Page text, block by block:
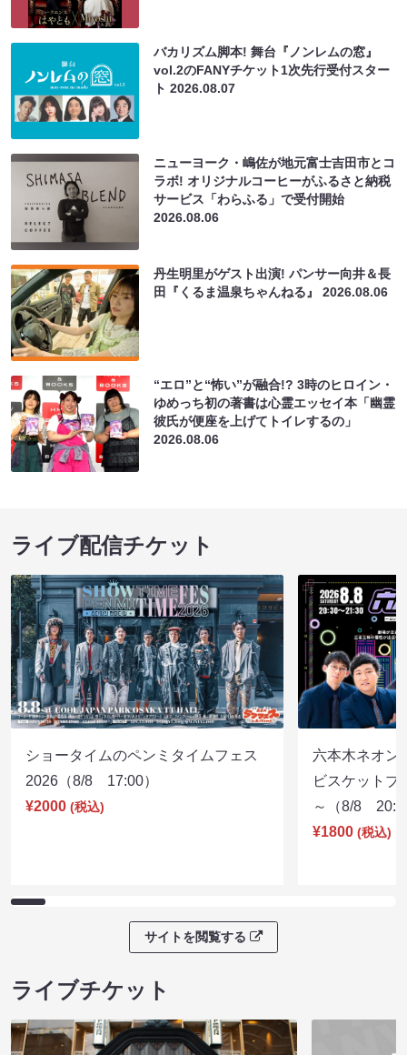
バカリズム脚本! 舞台『ノンレムの窓』
vol.2のFANYチケット1次先行受付スター
ト2026.08.07
ニューヨーク・嶋佐が地元富士吉田市とコ
ラボ! オリジナルコーヒーがふるさと納税
サービス「わらふる」で受付開始
2026.08.06
丹生明里がゲスト出演! パンサー向井＆長
田『くるま温泉ちゃんねる』2026.08.06
“エロ”と“怖い”が融合!? 3時のヒロイン・
ゆめっち初の著書は心霊エッセイ本「幽霊
彼氏が便座を上げてトイレするの」
2026.08.06
ライブ配信チケット
ショータイムのペンミタイムフェス
2026（8/8 17:00）
¥2000 (税込)
六本木ネオン
ビスケットブ
～（8/8
¥1800 (税込)
サイトを閲覧する
ライブチケット